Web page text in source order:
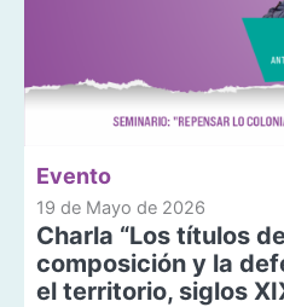
Evento
19 de Mayo de 2026
Charla “Los títulos
composición y la
el territorio, siglos